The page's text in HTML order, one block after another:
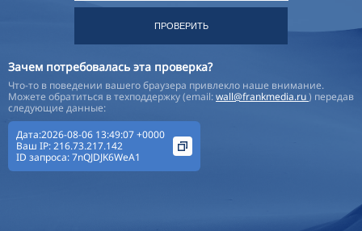
ПРОВЕРИТЬ
Зачем потребовалась эта проверка?
Что-то в поведении вашего браузера привлекло наше внимание.
Можете обратиться в техподдержку (email:wall@frankmedia.ru) передав
следующие данные:
Дата:2026-08-06 13:49:07 +0000
Ваш IP:216.73.217.142
ID запроса:7nQJDJK6WeA1